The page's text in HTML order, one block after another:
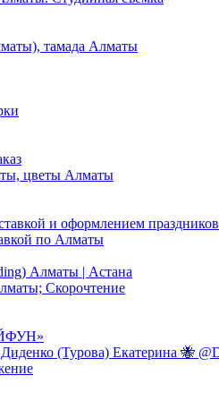
тамада Алматы
цветы Алматы
и оформлением праздников
по Алматы
Алматы | Астана
Скорочтение
(Турова) Екатерина 🐝